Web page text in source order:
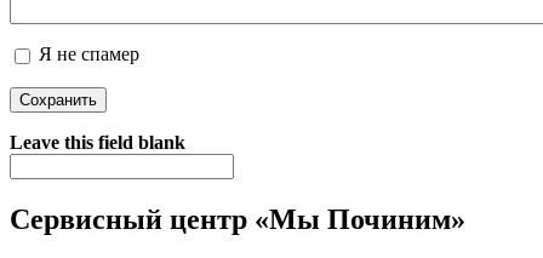
Я не спамер
Я спамер
Leave this field blank
Сервисный центр «Мы Починим»